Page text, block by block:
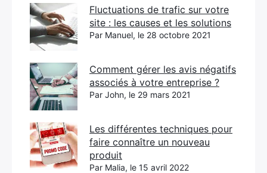
Fluctuations de trafic sur votre
site : les causes et les solutions
Par Manuel, le 28 octobre 2021
Comment gérer les avis négatifs
associés à votre entreprise ?
Par John, le 29 mars 2021
Les différentes techniques pour
faire connaître un nouveau
produit
Par Malia, le 15 avril 2022